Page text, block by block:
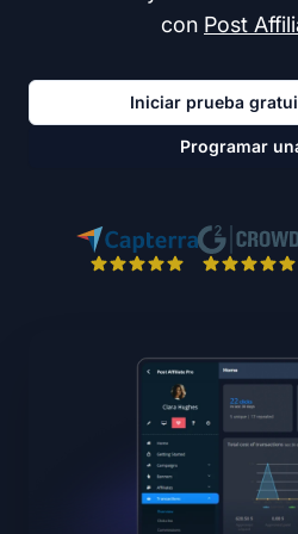
con Post
Iniciar prueba
Programar